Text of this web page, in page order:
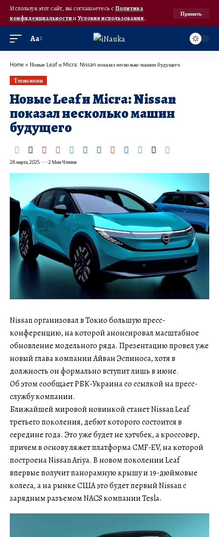
Используя этот сайт, вы соглашаетесь с Политика
конфиденциальностииУсловия использования.
Принять
Аа
Home » Новые Leaf и Micra: Nissan показал несколько машин будущего
Технологии
Новые Leaf и Micra: Nissan
показал несколько машин
будущего
28 марта, 2025 2 Мин Чтения
Nissan организовал в Токио большую пресс-
конференцию, на которой анонсировал масштабное
обновление модельного ряда. Презентацию провел уже
новый глава компании Айван Эспиноса, хотя в
должность он формально вступит лишь в июне.
Об этом сообщает РБК-Украина со ссылкой на пресс-
службу компании.
Ближайшей мировой новинкой станет Nissan Leaf
третьего поколения, дебют которого состоится в
середине года. Это уже будет не хэтчбек, а кроссовер,
причем в основу ляжет платформа CMF-EV, на которой
построена Nissan Ariya. В новом поколении Leaf
впервые получит панорамную крышу и 19-дюймовые
колеса, а на рынке США это будет первый Nissan с
зарядным разъемом NACS компании Tesla.